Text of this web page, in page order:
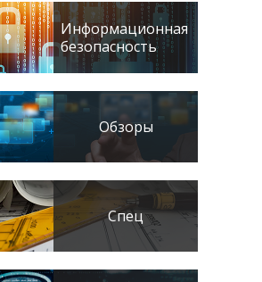
Информационная
безопасность
Обзоры
Спец